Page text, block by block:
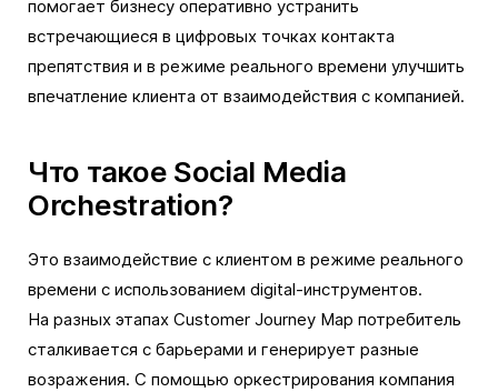
помогает бизнесу оперативно устранить
встречающиеся в цифровых точках контакта
препятствия и в режиме реального времени улучшить
впечатление клиента от взаимодействия с компанией.
Что такое Social Media
Orchestration?
Это взаимодействие с клиентом в режиме реального
времени с использованием digital-инструментов.
На разных этапах Customer Journey Map потребитель
сталкивается с барьерами и генерирует разные
возражения. С помощью оркестрирования компания